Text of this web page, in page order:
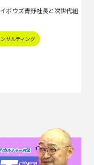
ボウズ青野社長と次世代組
サルティング